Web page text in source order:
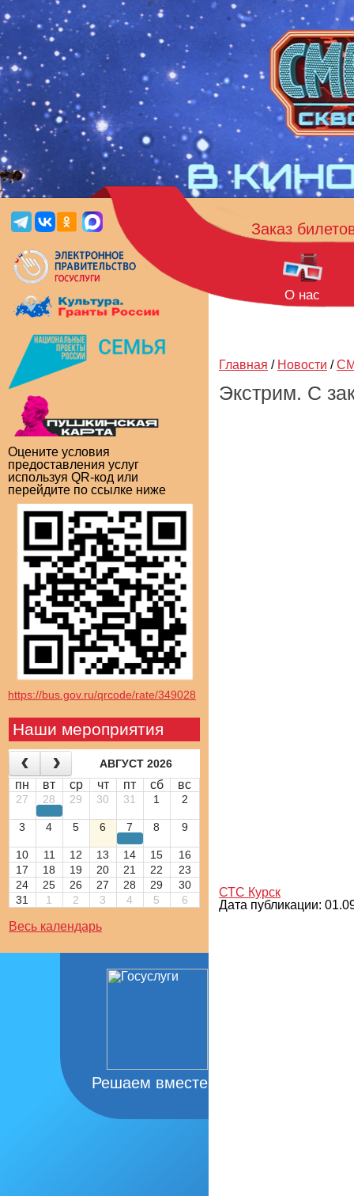
Оцените условия
предоставления услуг
используя QR-код или
перейдите по ссылке ниже
https://bus.gov.ru/qrcode/rate/349028
Наши мероприятия
АВГУСТ 2026
пн вт ср чт пт сб вс
27 28 29 30 31 1 2
3 4 5 6 7 8 9
10 11 12 13 14 15
16
17
18 19 20 21 22
23
24
25 26 27 28 29
30
31
1 2 3 4 5 6
Весь календарь
Решаем вместе
Заказ
О нас
Главная / Новости /
Экстрим. С
СТС Курск
Дата публикации: